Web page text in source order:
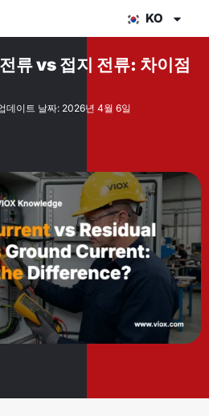
KO
류 vs 접지 전류: 차이점
데이트 날짜: 2026년 4월 6일